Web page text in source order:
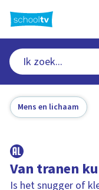
naar
hoofdinhoud
Mens en lichaam
Van tranen
Is het snugger of